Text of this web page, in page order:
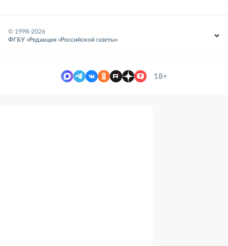
© 1998-2026
ФГБУ «Редакция «Российской газеты»
18+